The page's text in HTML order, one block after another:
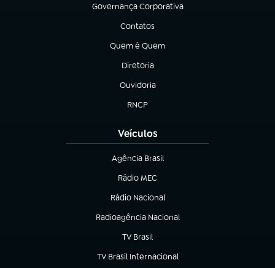
Governança Corporativa
(abre em nova aba)
Contatos
(abre em nova aba)
Quem é Quem
(abre em nova aba)
Diretoria
(abre em nova aba)
Ouvidoria
(abre em nova aba)
RNCP
(abre em nova aba)
Veículos
Agência Brasil
(abre em nova aba)
Rádio MEC
(abre em nova aba)
Rádio Nacional
Radioagência Nacional
(abre em nova aba)
TV Brasil
(abre em nova aba)
TV Brasil Internacional
(abre em nova aba)